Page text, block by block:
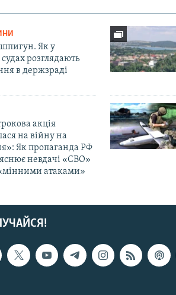
Як у
розглядають
в держзраді
акція
на війну на
Як пропаганда РФ
невдачі «СВО»
атаками»